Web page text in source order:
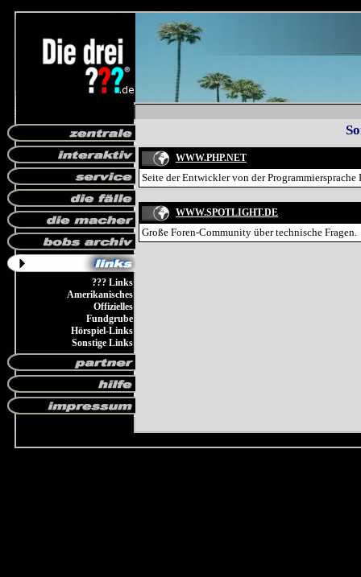
??? Links
Amerikanisches
Offizielles
Fundgrube
Hörspiel-Links
Sonstige Links
WWW.PHP.NET
Seite der Entwickler von der Programmiersprache
WWW.SPOTLIGHT.DE
Große Foren-Community über technische Fragen.